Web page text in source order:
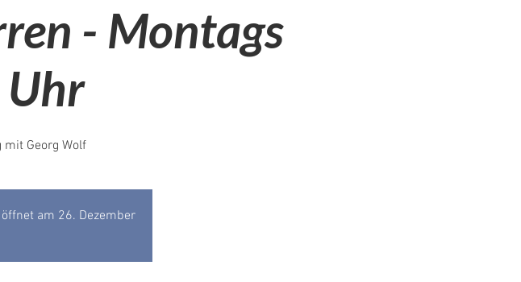
- Montags
Wöchentliches Training mit Georg Wolf
am 26. Dezember